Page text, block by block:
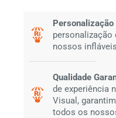
Personalização
nossos
Qualidade
de experiência
Visual,
todos os